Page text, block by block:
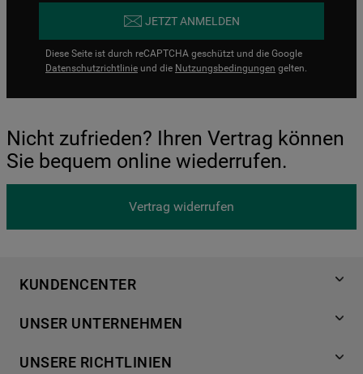
JETZT ANMELDEN
Diese Seite ist durch reCAPTCHA geschützt und die Google
Datenschutzrichtlinie und die Nutzungsbedingungen gelten.
Nicht zufrieden? Ihren Vertrag können
Sie bequem online wiederrufen.
Vertrag widerrufen
KUNDENCENTER
Händlersuche
Häufige Fragen
UNSER UNTERNEHMEN
Für Händler
UNSERE RICHTLINIEN